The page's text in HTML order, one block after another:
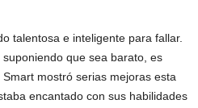
talentosa e inteligente para fallar.
que sea barato, es
mostró serias mejoras esta
encantado con sus habilidades